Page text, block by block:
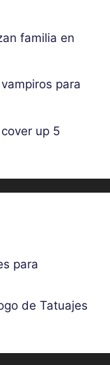
familia en
para
up 5
para
de Tatuajes